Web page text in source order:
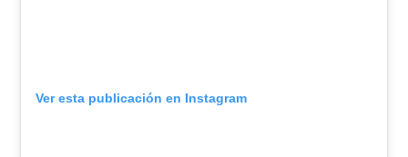
Ver esta publicación en Instagram